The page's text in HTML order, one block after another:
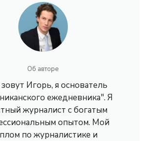
Об авторе
Игорь, я основатель
ежедневника". Я
журналист с богатым
опытом. Мой
по журналистике и